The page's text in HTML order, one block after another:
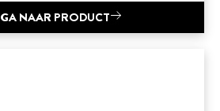
GA NAAR PRODUCT